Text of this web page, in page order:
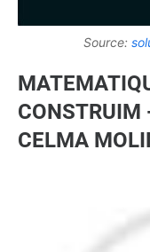
Source:
CONSTRUIM
CELMA